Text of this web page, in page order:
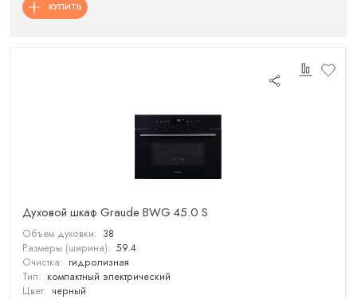
КУПИТЬ
Духовой шкаф Graude BWG 45.0 S
Объем духовки: 38
Размеры (ширина): 59.4
Очистка: гидролизная
Тип: компактный электрический
Цвет: черный